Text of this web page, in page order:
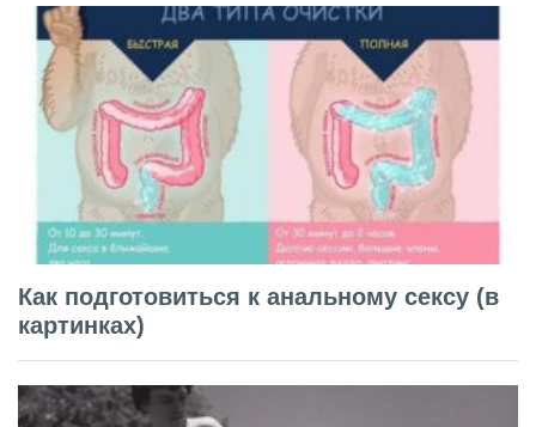
Как подготовиться к анальному сексу (в
картинках)